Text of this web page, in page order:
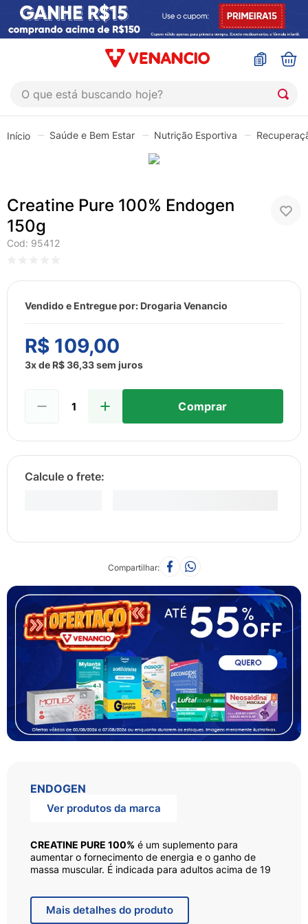
O que está buscando hoje?
Saúde e Bem Estar Nutrição Esportiva
Creatine Pure 100% Endogen
150g
Cod: 95412
Vendido e Entregue por: Drogaria Venancio
R$ 109,00
3x de R$36,33sem juros
Comprar
Compartilhar
ENDOGEN
Ver produtos da marca
CREATINE PURE 100% é um suplemento para
aumentar o fornecimento de energia e o ganho de
massa muscular. É indicada para adultos acima de 19
o rendimento físico, por meio de sua ação eficaz na
produção de energia nas células musculares.
Adicionalmente, contribui para foco e concentração.
Mais detalhes do produto
1º
coristina
4º
fly gotas
8º
sabonete liquido
10
desodorante